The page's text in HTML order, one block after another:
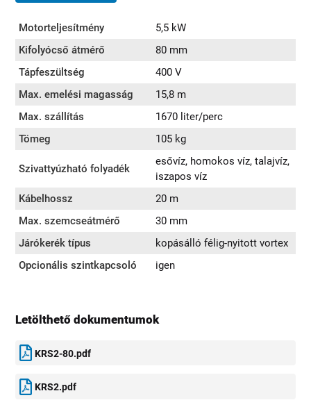
Motorteljesítmény
5,5 kW
Kifolyócső átmérő
80 mm
Tápfeszültség
400 V
Max. emelési magasság
15,8 m
Max. szállítás
1670 liter/perc
Tömeg
105 kg
Szivattyúzható folyadék
esővíz, homokos víz, talajvíz,
iszapos víz
Kábelhossz
20 m
Max. szemcseátmérő
30 mm
Járókerék típus
kopásálló félig-nyitott vortex
Opcionális szintkapcsoló
igen
Letölthető dokumentumok
KRS2-80.pdf
KRS2.pdf